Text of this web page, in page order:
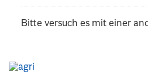
Bitte versuch es mit einer